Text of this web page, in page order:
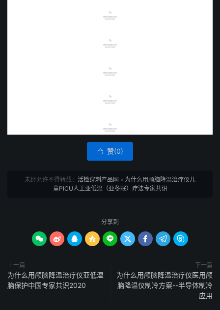
 赞(0)
未经允许不得转载： 活检穿刺产品网 » 为什么用颅脑降温治疗仪儿
童PICU人工亚低温（亚冬眠）疗法专家共识
分享到
        
上一篇
为什么用颅脑降温治疗仪亚低温
脑保护中国专家共识2020
下一篇
为什么用颅脑降温治疗仪医用颅
脑降温仪制冷方案--半导体制冷
应用